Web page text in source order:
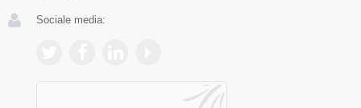
Sociale media: